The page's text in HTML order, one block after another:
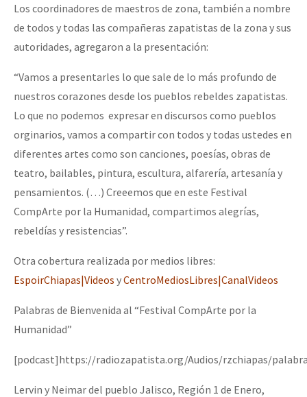
Los coordinadores de maestros de zona, también a nombre
de todos y todas las compañeras zapatistas de la zona y sus
autoridades, agregaron a la presentación:
“Vamos a presentarles lo que sale de lo más profundo de
nuestros corazones desde los pueblos rebeldes zapatistas.
Lo que no podemos expresar en discursos como pueblos
orginarios, vamos a compartir con todos y todas ustedes en
diferentes artes como son canciones, poesías, obras de
teatro, bailables, pintura, escultura, alfarería, artesanía y
pensamientos. (…) Creeemos que en este Festival
CompArte por la Humanidad, compartimos alegrías,
rebeldías y resistencias”.
Otra cobertura realizada por medios libres:
EspoirChiapas|Videos yCentroMediosLibres|CanalVideos
Palabras de Bienvenida al “Festival CompArte por la
Humanidad”
[podcast]https://radiozapatista.org/Audios/rzchiapas/
Lervin y Neimar del pueblo Jalisco, Región 1 de Enero,